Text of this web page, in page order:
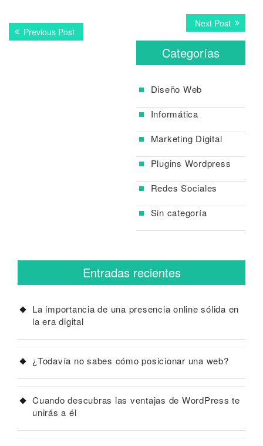
Navegación
dePrevious PostPrevious
post:
Next PostNext
post:
Categorías
Diseño Web
Informática
Marketing Digital
Plugins Wordpress
Redes Sociales
Sin categoría
Entradas recientes
La importancia de una presencia online sólida en
la era digital
¿Todavía no sabes cómo posicionar una web?
Cuando descubras las ventajas de WordPress te
unirás a él